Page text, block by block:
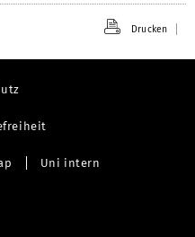
Drucken
Uni intern